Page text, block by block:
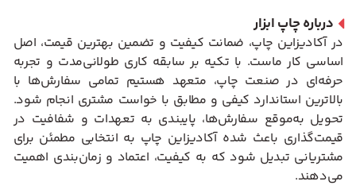
درباره چاپ ابزار
در آکادیزاین چاپ، ضمانت کیفیت و تضمین بهترین قیمت، اصل
اساسی کار ماست. با تکیه بر سابقه کاری طولانی‌مدت و تجربه
حرفه‌ای در صنعت چاپ، متعهد هستیم تمامی سفارش‌ها با
بالاترین استاندارد کیفی و مطابق با خواست مشتری انجام شود.
تحویل به‌موقع سفارش‌ها، پایبندی به تعهدات و شفافیت در
قیمت‌گذاری باعث شده آکادیزاین چاپ به انتخابی مطمئن برای
مشتریانی تبدیل شود که به کیفیت، اعتماد و زمان‌بندی اهمیت
می‌دهند.